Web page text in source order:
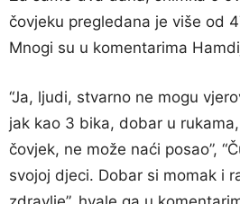
čovjeku pregledana je više od
Mnogi su u komentarima
“Ja, ljudi, stvarno ne mogu
jak kao 3 bika, dobar u
čovjek, ne može naći posao”,
svojoj djeci. Dobar si momak i